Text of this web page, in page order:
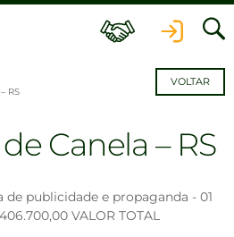
RS
VOLTAR
Canela – RS
publicidade e propaganda - 01
VALOR TOTAL